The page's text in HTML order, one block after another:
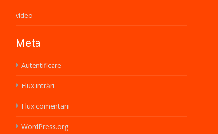
video
Meta
Autentificare
Flux intrări
Flux comentarii
WordPress.org